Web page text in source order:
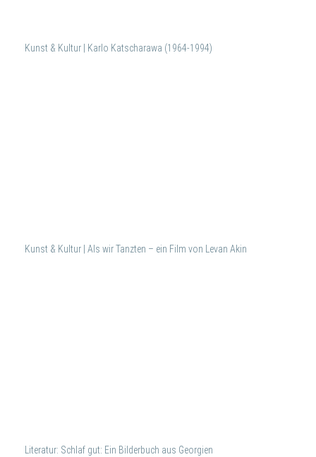
Kunst & Kultur | Karlo Katscharawa (1964-1994)
Kunst & Kultur | Als wir Tanzten – ein Film von Levan Akin
Literatur: Schlaf gut: Ein Bilderbuch aus Georgien